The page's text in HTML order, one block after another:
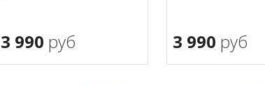
3 990 руб 3 990 руб